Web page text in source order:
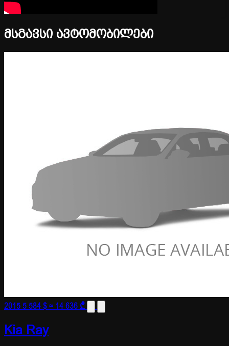
მსგავსი ავტომობილები
20155 584 $≈ 14 636 ₾
Kia Ray